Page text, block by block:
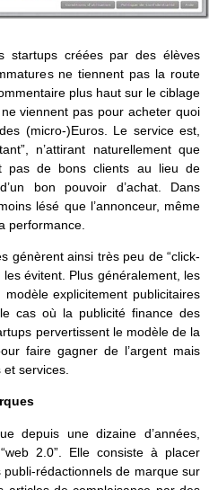
startups créées par des élèves
ne tiennent pas la route
plus haut sur le ciblage
viennent pas pour acheter quoi
(micro-)Euros. Le service est,
n’attirant naturellement que
pas de bons clients au lieu de
bon pouvoir d’achat. Dans
lésé que l’annonceur, même
performance.
génèrent ainsi très peu de “click-
évitent. Plus généralement, les
explicitement publicitaires
cas où la publicité finance des
pervertissent le modèle de la
faire gagner de l’argent mais
et services.
depuis une dizaine d’années,
2.0”. Elle consiste à placer
rédactionnels de marque sur